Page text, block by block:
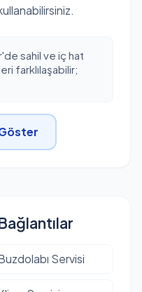
sahil ve iç hat
farklılaşabilir;
Göster
Servisi